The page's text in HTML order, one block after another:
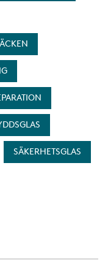
SÄKERHETSGLAS